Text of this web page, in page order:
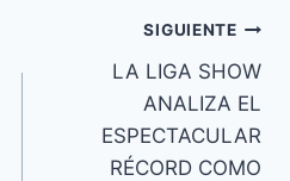
SIGUIENTE
LA LIGA SHOW
ANALIZA EL
ESPECTACULAR
RÉCORD COMO